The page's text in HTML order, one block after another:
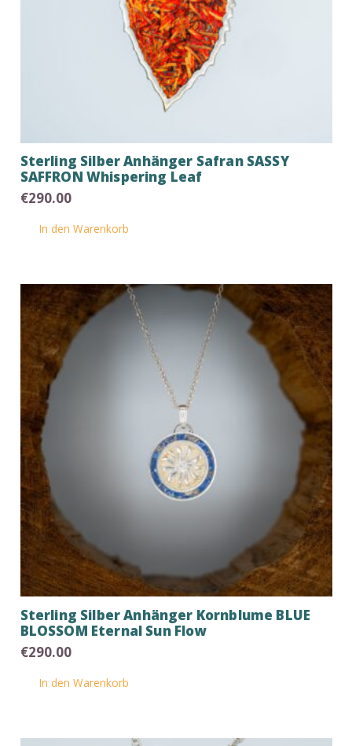
Sterling Silber Anhänger Safran SASSY
SAFFRON Whispering Leaf
€290.00
In den Warenkorb
Sterling Silber Anhänger Kornblume BLUE
BLOSSOM Eternal Sun Flow
€290.00
In den Warenkorb